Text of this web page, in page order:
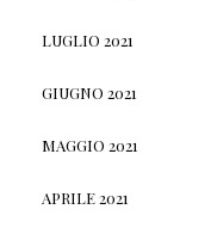
LUGLIO 2021
GIUGNO 2021
MAGGIO 2021
APRILE 2021